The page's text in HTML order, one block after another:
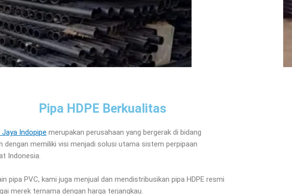
Pipa HDPE Berkualitas
Indopipe merupakan perusahaan yang bergerak di bidang
dengan memiliki visi menjadi solusi utama sistem perpipaan
Indonesia.
pipa PVC, kami juga menjual dan mendistribusikan pipa HDPE resmi
merek ternama dengan harga terjangkau.